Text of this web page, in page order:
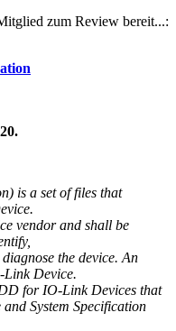
zum Review bereit...:
is a set of files that
vendor and shall be
the device. An
Device.
for IO-Link Devices that
System Specification